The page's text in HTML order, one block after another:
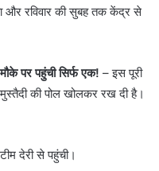
और रविवार की सुबह तक केंद्र से
पर पहुंची सिर्फ एक! – इस पूरी
की पोल खोलकर रख दी है।
देरी से पहुंची।